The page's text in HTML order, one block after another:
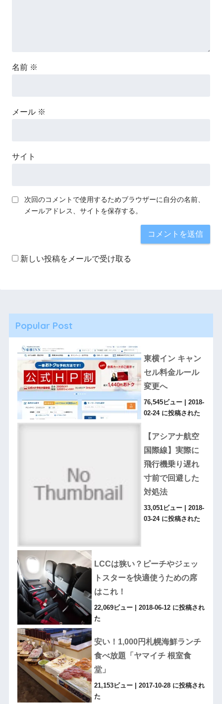
名前 ※
メール ※
サイト
次回のコメントで使用するためブラウザーに自分の名前、
メールアドレス、サイトを保存する。
新しい投稿をメールで受け取る
Popular Post
東横イン キャン
セル料金ルール
変更へ
76,545ビュー| 2018-
02-24 に投稿された
【アシアナ航空
国際線】実際に
飛行機乗り遅れ
寸前で回避した
対処法
33,051ビュー| 2018-
03-24 に投稿された
LCCは狭い？ピーチやジェッ
トスターを快適使うための席
はこれ！
22,069ビュー| 2018-06-12 に投稿され
た
安い！1,000円札幌海鮮ランチ
食べ放題「ヤマイチ 根室食
堂」
21,153ビュー| 2017-10-28 に投稿され
た